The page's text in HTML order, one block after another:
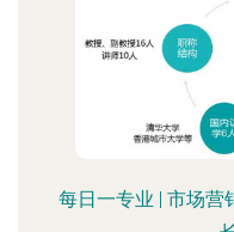
每日一专业 | 市场营